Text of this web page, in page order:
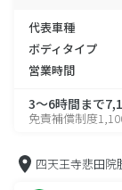
代表車種
ボディタイプ
営業時間
3～6時間まで
免責補償制度
四天王寺悲田院